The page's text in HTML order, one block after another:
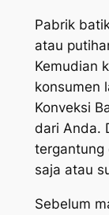
Pabrik
atau
Kemudian
konsumen
Konveksi
dari Anda.
tergantung
saja atau
Sebelum